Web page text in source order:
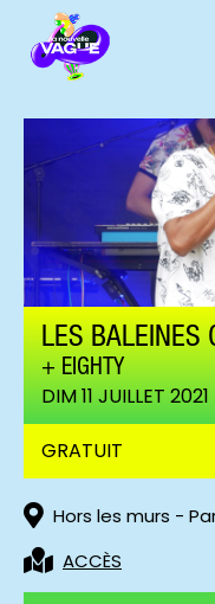
LES BALEINES
EIGHTY
DIM 11 JUILLET
GRATUIT
Hors les murs -
ACCÈS